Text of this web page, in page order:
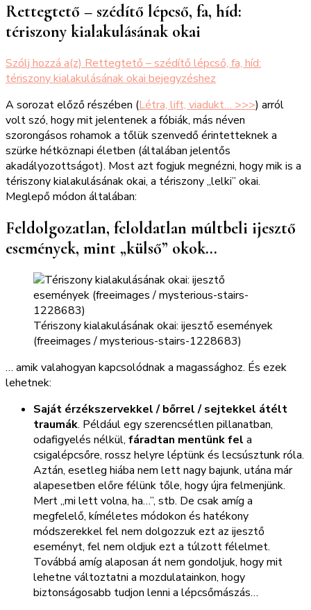
Rettegtető – szédítő lépcső, fa, híd:
tériszony kialakulásának okai
Szólj hozzá a(z) Rettegtető – szédítő lépcső, fa, híd:
tériszony kialakulásának okai bejegyzéshez
A sorozat előző részében (Létra, lift, viadukt… >>>) arról
volt szó, hogy mit jelentenek a fóbiák, más néven
szorongásos rohamok a tőlük szenvedő érintetteknek a
szürke hétköznapi életben (általában jelentős
akadályozottságot). Most azt fogjuk megnézni, hogy mik is a
tériszony kialakulásának okai, a tériszony „lelki” okai.
Meglepő módon általában:
Feldolgozatlan, feloldatlan múltbeli ijesztő
események, mint „külső” okok…
Tériszony kialakulásának okai: ijesztő események
(freeimages / mysterious-stairs-1228683)
… amik valahogyan kapcsolódnak a magassághoz. És ezek
lehetnek:
Saját érzékszervekkel / bőrrel / sejtekkel átélt
traumák. Például egy szerencsétlen pillanatban,
odafigyelés nélkül, fáradtan mentünk fel a
csigalépcsőre, rossz helyre léptünk és lecsúsztunk róla.
Aztán, esetleg hiába nem lett nagy bajunk, utána már
alapesetben előre félünk tőle, hogy újra felmenjünk.
Mert „mi lett volna, ha…”, stb. De csak amíg a
megfelelő, kíméletes módokon és hatékony
módszerekkel fel nem dolgozzuk ezt az ijesztő
eseményt, fel nem oldjuk ezt a túlzott félelmet.
Továbbá amíg alaposan át nem gondoljuk, hogy mit
lehetne változtatni a mozdulatainkon, hogy
biztonságosabb tudjon lenni a lépcsőmászás…